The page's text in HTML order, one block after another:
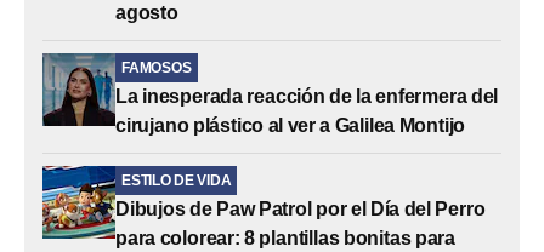
agosto
FAMOSOS
La inesperada reacción de la enfermera del
cirujano plástico al ver a Galilea Montijo
ESTILO DE VIDA
Dibujos de Paw Patrol por el Día del Perro
para colorear: 8 plantillas bonitas para